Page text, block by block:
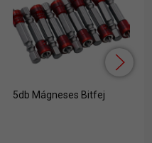
5db Mágneses Bitfej